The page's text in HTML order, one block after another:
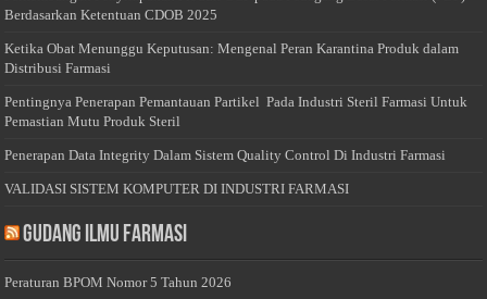
Berdasarkan Ketentuan CDOB 2025
Ketika Obat Menunggu Keputusan: Mengenal Peran Karantina Produk dalam
Distribusi Farmasi
Pentingnya Penerapan Pemantauan Partikel Pada Industri Steril Farmasi Untuk
Pemastian Mutu Produk Steril
Penerapan Data Integrity Dalam Sistem Quality Control Di Industri Farmasi
VALIDASI SISTEM KOMPUTER DI INDUSTRI FARMASI
Gudang Ilmu Farmasi
Peraturan BPOM Nomor 5 Tahun 2026